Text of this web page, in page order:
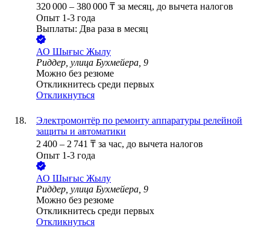
320 000 – 380 000 ₸ за месяц, до вычета налогов
Опыт 1-3 года
Выплаты: Два раза в месяц
АО Шығыс Жылу
Риддер, улица Бухмейера, 9
Можно без резюме
Откликнитесь среди первых
Откликнуться
Электромонтёр по ремонту аппаратуры релейной
защиты и автоматики
2 400 – 2 741 ₸ за час, до вычета налогов
Опыт 1-3 года
АО Шығыс Жылу
Риддер, улица Бухмейера, 9
Можно без резюме
Откликнитесь среди первых
Откликнуться